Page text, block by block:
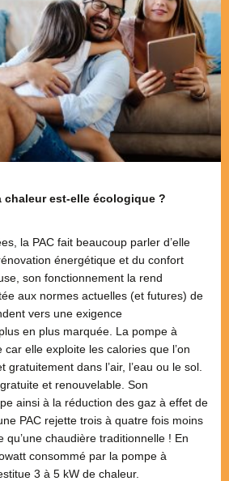
chaleur est-elle écologique ?
la PAC fait beaucoup parler d’elle
énergétique et du confort
son fonctionnement la rend
aux normes actuelles (et futures) de
vers une exigence
en plus marquée. La pompe à
elle exploite les calories que l’on
dans l’air, l’eau ou le sol.
et renouvelable. Son
ainsi à la réduction des gaz à effet de
PAC rejette trois à quatre fois moins
qu’une chaudière traditionnelle ! En
consommé par la pompe à
3 à 5 kW de chaleur.